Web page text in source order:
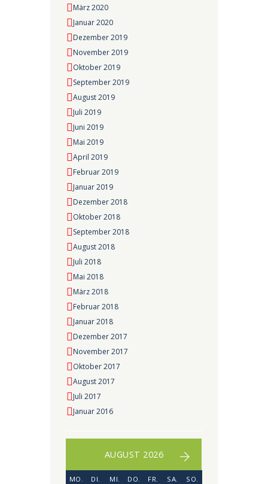
März 2020
Januar 2020
Dezember 2019
November 2019
Oktober 2019
September 2019
August 2019
Juli 2019
Juni 2019
Mai 2019
April 2019
Februar 2019
Januar 2019
Dezember 2018
Oktober 2018
September 2018
August 2018
Juli 2018
Mai 2018
März 2018
Februar 2018
Januar 2018
Dezember 2017
November 2017
Oktober 2017
August 2017
Juli 2017
Januar 2016
AUGUST 2026
MO. DI. MI. DO. FR. SA. SO.